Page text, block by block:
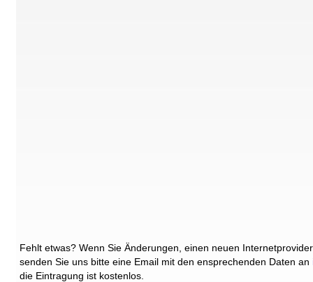
Fehlt etwas? Wenn Sie Änderungen, einen neuen
senden Sie uns bitte eine Email mit den ensprechenden Daten an
die Eintragung ist kostenlos.